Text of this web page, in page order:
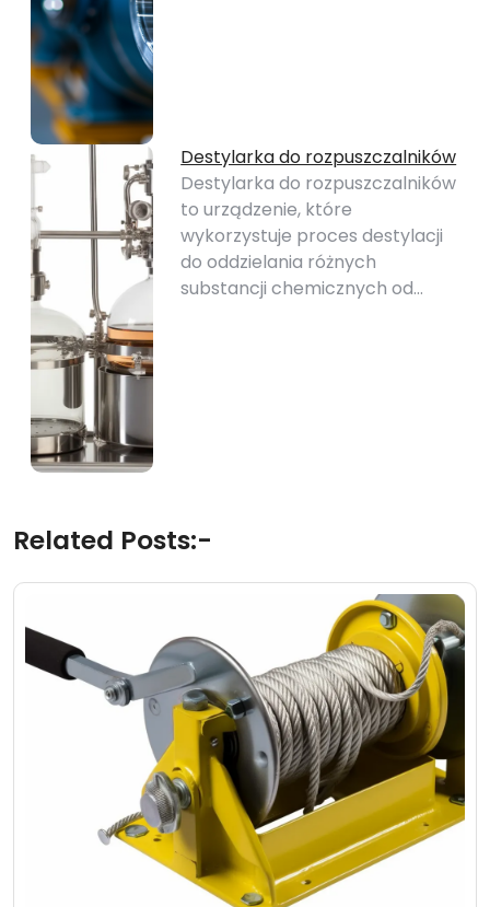
Destylarka do rozpuszczalników
Destylarka do rozpuszczalników
to urządzenie, które
wykorzystuje proces destylacji
do oddzielania różnych
substancji chemicznych od…
Related Posts:-